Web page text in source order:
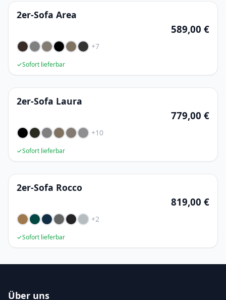
2er-Sofa Area
589,00 €
+7
✓Sofort lieferbar
2er-Sofa Laura
779,00 €
+10
✓Sofort lieferbar
2er-Sofa Rocco
819,00 €
+2
✓Sofort lieferbar
Über uns